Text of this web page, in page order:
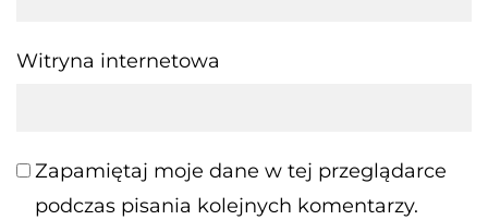
Witryna internetowa
Zapamiętaj moje dane w tej przeglądarce
podczas pisania kolejnych komentarzy.